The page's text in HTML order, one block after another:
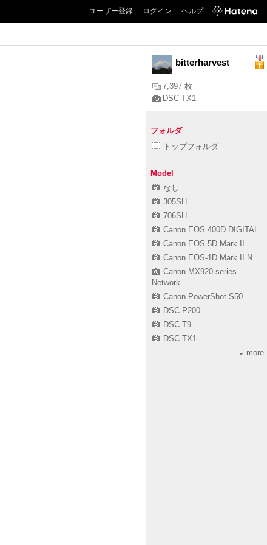
ユーザー登録 ログイン ヘルプ
bitterharvest
7,397 枚
DSC-TX1
フォルダ
トップフォルダ
Model
なし
305SH
706SH
Canon EOS 400D DIGITAL
Canon EOS 5D Mark II
Canon EOS-1D Mark II N
Canon MX920 series
Network
Canon PowerShot S50
DSC-P200
DSC-T9
DSC-TX1
more